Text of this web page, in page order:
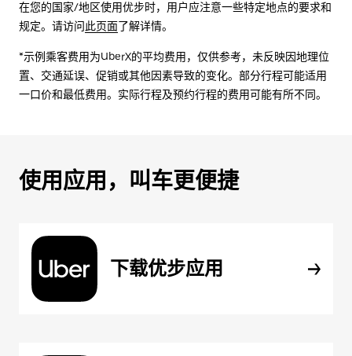
在您的国家/地区使用优步时，用户应注意一些特定地点的要求和
规定。请访问此页面了解详情。
*示例乘客费用为UberX的平均费用，仅供参考，未反映因地理位
置、交通延误、促销或其他因素导致的变化。部分行程可能适用
一口价和最低费用。实际行程及预约行程的费用可能有所不同。
使用应用，叫车更便捷
下载优步应用